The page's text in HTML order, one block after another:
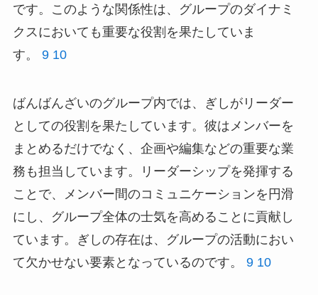
です。このような関係性は、グループのダイナミ
クスにおいても重要な役割を果たしていま
す。 9 10
ばんばんざいのグループ内では、ぎしがリーダー
としての役割を果たしています。彼はメンバーを
まとめるだけでなく、企画や編集などの重要な業
務も担当しています。リーダーシップを発揮する
ことで、メンバー間のコミュニケーションを円滑
にし、グループ全体の士気を高めることに貢献し
ています。ぎしの存在は、グループの活動におい
て欠かせない要素となっているのです。 9 10